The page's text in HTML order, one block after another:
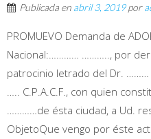
Publicada en abril 3, 2019por
PROMUEVO Demanda de
Nacional:………… ……….., por
patrocinio letrado del Dr.
….. C.P.A.C.F., con quien
…………de ésta ciudad, a Ud.
ObjetoQue vengo por éste